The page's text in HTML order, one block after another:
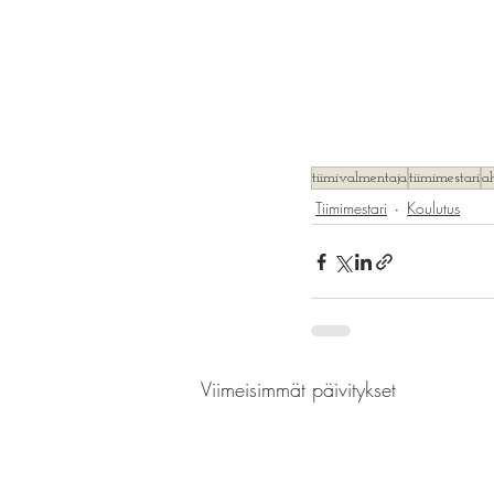
tiimivalmentajatiimimestari
Tiimimestari Koulutus
Viimeisimmät päivitykset